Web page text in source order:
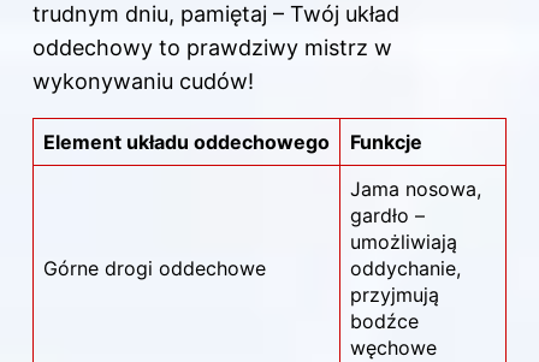
trudnym dniu, pamiętaj – Twój układ
oddechowy to prawdziwy mistrz w
wykonywaniu cudów!
Element układu oddechowego Funkcje
Górne drogi oddechowe
Jama nosowa,
gardło –
umożliwiają
oddychanie,
przyjmują
bodźce
węchowe